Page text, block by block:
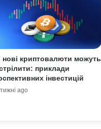
перший комп’ютер:
та її вплив на світ
стали поганим
історії провалів та втрат
нові криптовалюти можуть
приклади
інвестицій
ago